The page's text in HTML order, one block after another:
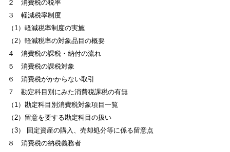
２ 消費税の税率
３ 軽減税率制度
（1）軽減税率制度の実施
（2）軽減税率の対象品目の概要
４ 消費税の課税・納付の流れ
５ 消費税の課税対象
６ 消費税がかからない取引
７ 勘定科目別にみた消費税課税の有無
（1）勘定科目別消費税対象項目一覧
（2）留意を要する勘定科目の扱い
（3） 固定資産の購入、売却処分等に係る留意点
８ 消費税の納税義務者